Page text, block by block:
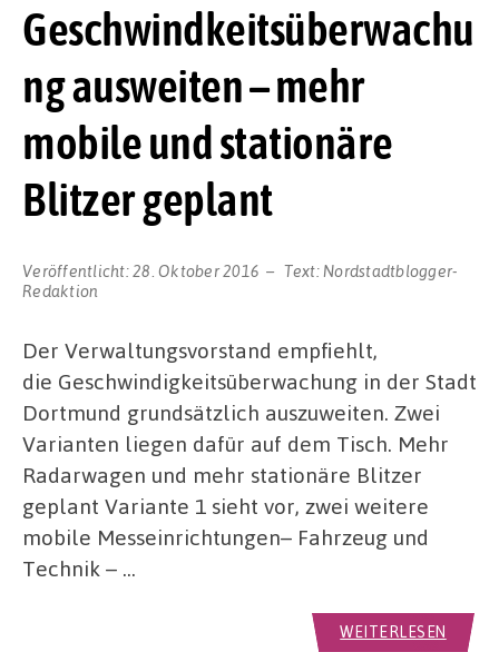
Geschwindkeitsüberwachu
ng ausweiten – mehr
mobile und stationäre
Blitzer geplant
Veröffentlicht:28. Oktober 2016 Text: Nordstadtblogger-
Redaktion
Der Verwaltungsvorstand empfiehlt,
die Geschwindigkeitsüberwachung in der Stadt
Dortmund grundsätzlich auszuweiten. Zwei
Varianten liegen dafür auf dem Tisch. Mehr
Radarwagen und mehr stationäre Blitzer
geplant Variante 1 sieht vor, zwei weitere
mobile Messeinrichtungen– Fahrzeug und
Technik – …
WEITERLESEN